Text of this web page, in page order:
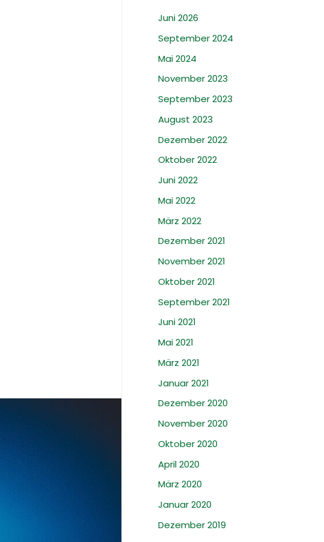
Juni 2026
September 2024
Mai 2024
November 2023
September 2023
August 2023
Dezember 2022
Oktober 2022
Juni 2022
Mai 2022
März 2022
Dezember 2021
November 2021
Oktober 2021
September 2021
Juni 2021
Mai 2021
März 2021
Januar 2021
Dezember 2020
November 2020
Oktober 2020
April 2020
März 2020
Januar 2020
Dezember 2019